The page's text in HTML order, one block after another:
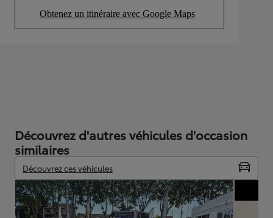
Obtenez un itinéraire avec Google Maps
(Opens in new tab)
Découvrez d'autres véhicules d'occasion
similaires
Découvrez ces véhicules